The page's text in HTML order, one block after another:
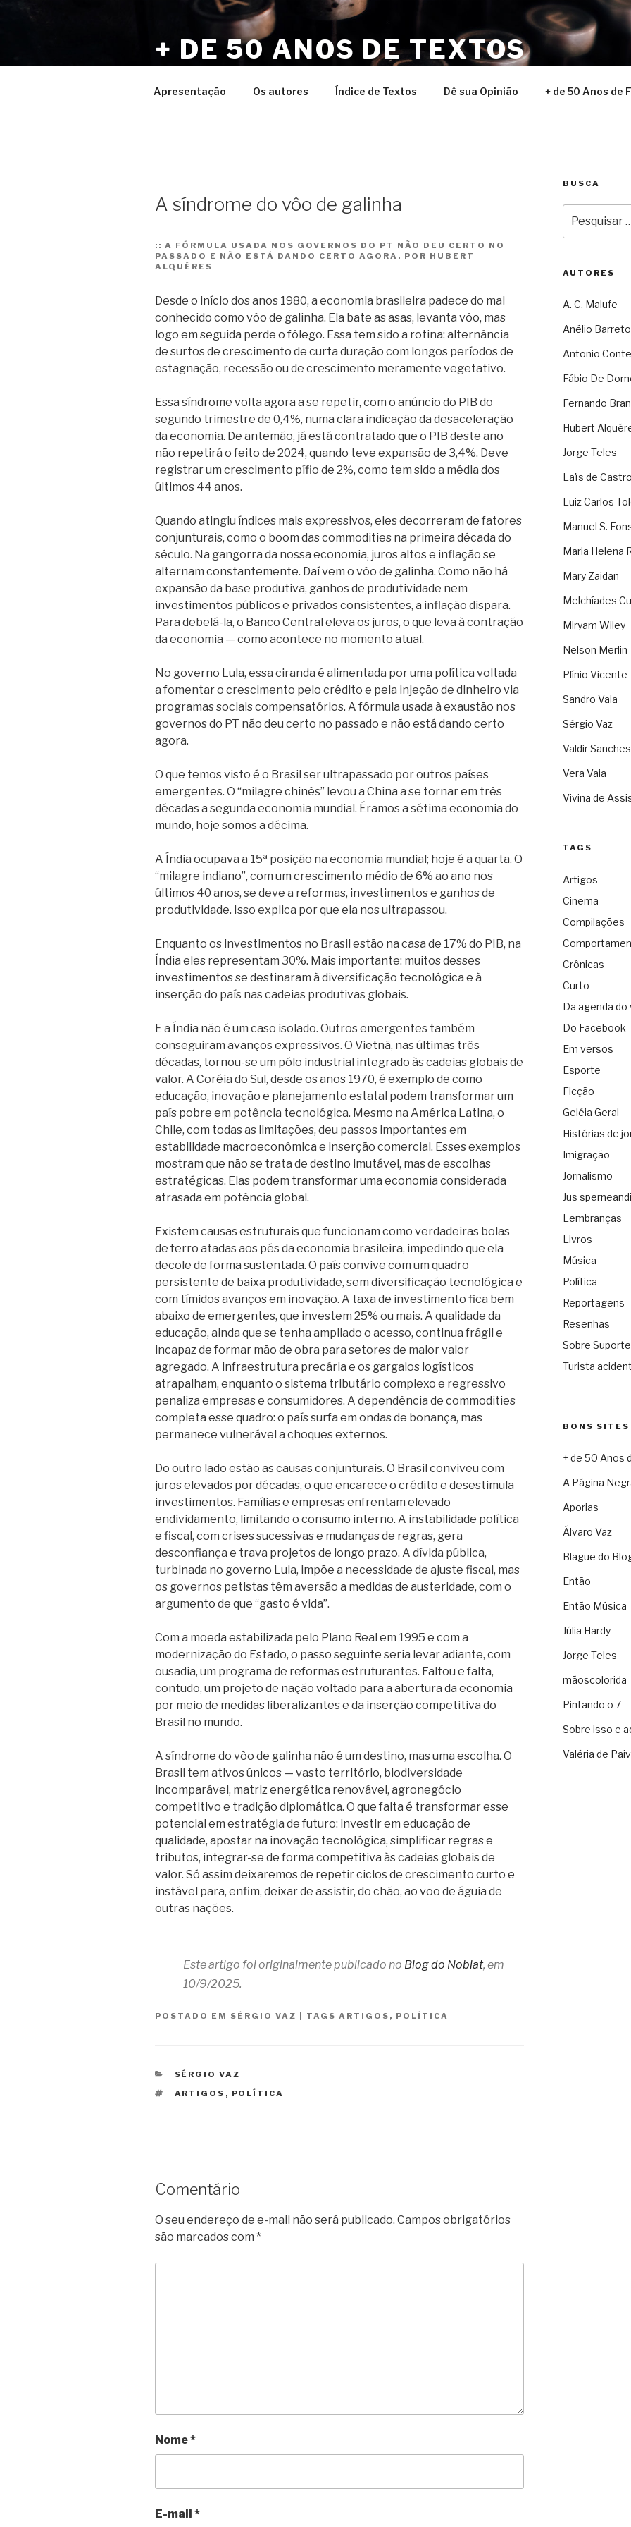
Pular
+ DE 50 ANOS DE TEXTOS
Apresentação Os autores Índice de Textos Dê sua Opinião + de 50 Anos de
A síndrome do vôo de galinha
:: A FÓRMULA USADA NOS GOVERNOS DO PT NÃO DEU CERTO NO
PASSADO E NÃO ESTÁ DANDO CERTO AGORA. POR HUBERT
ALQUÉRES
Desde o início dos anos 1980, a economia brasileira padece do mal
conhecido como vôo de galinha. Ela bate as asas, levanta vôo, mas
logo em seguida perde o fôlego. Essa tem sido a rotina: alternância
de surtos de crescimento de curta duração com longos períodos de
estagnação, recessão ou de crescimento meramente vegetativo.
Essa síndrome volta agora a se repetir, com o anúncio do PIB do
segundo trimestre de 0,4%, numa clara indicação da desaceleração
da economia. De antemão, já está contratado que o PIB deste ano
não repetirá o feito de 2024, quando teve expansão de 3,4%. Deve
registrar um crescimento pífio de 2%, como tem sido a média dos
últimos 44 anos.
Quando atingiu índices mais expressivos, eles decorreram de fatores
conjunturais, como o boom das commodities na primeira década do
século. Na gangorra da nossa economia, juros altos e inflação se
alternam constantemente. Daí vem o vôo de galinha. Como não há
expansão da base produtiva, ganhos de produtividade nem
investimentos públicos e privados consistentes, a inflação dispara.
Para debelá-la, o Banco Central eleva os juros, o que leva à contração
da economia — como acontece no momento atual.
No governo Lula, essa ciranda é alimentada por uma política voltada
a fomentar o crescimento pelo crédito e pela injeção de dinheiro via
programas sociais compensatórios. A fórmula usada à exaustão nos
governos do PT não deu certo no passado e não está dando certo
agora.
O que temos visto é o Brasil ser ultrapassado por outros países
emergentes. O “milagre chinês” levou a China a se tornar em três
décadas a segunda economia mundial. Éramos a sétima economia do
mundo, hoje somos a décima.
A Índia ocupava a 15ª posição na economia mundial; hoje é a quarta. O
“milagre indiano”, com um crescimento médio de 6% ao ano nos
últimos 40 anos, se deve a reformas, investimentos e ganhos de
produtividade. Isso explica por que ela nos ultrapassou.
Enquanto os investimentos no Brasil estão na casa de 17% do PIB, na
Índia eles representam 30%. Mais importante: muitos desses
investimentos se destinaram à diversificação tecnológica e à
inserção do país nas cadeias produtivas globais.
E a Índia não é um caso isolado. Outros emergentes também
conseguiram avanços expressivos. O Vietnã, nas últimas três
décadas, tornou-se um pólo industrial integrado às cadeias globais de
valor. A Coréia do Sul, desde os anos 1970, é exemplo de como
educação, inovação e planejamento estatal podem transformar um
país pobre em potência tecnológica. Mesmo na América Latina, o
Chile, com todas as limitações, deu passos importantes em
estabilidade macroeconômica e inserção comercial. Esses exemplos
mostram que não se trata de destino imutável, mas de escolhas
estratégicas. Elas podem transformar uma economia considerada
atrasada em potência global.
Existem causas estruturais que funcionam como verdadeiras bolas
de ferro atadas aos pés da economia brasileira, impedindo que ela
decole de forma sustentada. O país convive com um quadro
persistente de baixa produtividade, sem diversificação tecnológica e
com tímidos avanços em inovação. A taxa de investimento fica bem
abaixo de emergentes, que investem 25% ou mais. A qualidade da
educação, ainda que se tenha ampliado o acesso, continua frágil e
incapaz de formar mão de obra para setores de maior valor
agregado. A infraestrutura precária e os gargalos logísticos
atrapalham, enquanto o sistema tributário complexo e regressivo
penaliza empresas e consumidores. A dependência de commodities
completa esse quadro: o país surfa em ondas de bonança, mas
permanece vulnerável a choques externos.
Do outro lado estão as causas conjunturais. O Brasil conviveu com
juros elevados por décadas, o que encarece o crédito e desestimula
investimentos. Famílias e empresas enfrentam elevado
endividamento, limitando o consumo interno. A instabilidade política
e fiscal, com crises sucessivas e mudanças de regras, gera
desconfiança e trava projetos de longo prazo. A dívida pública,
turbinada no governo Lula, impõe a necessidade de ajuste fiscal, mas
os governos petistas têm aversão a medidas de austeridade, com o
argumento de que “gasto é vida”.
Com a moeda estabilizada pelo Plano Real em 1995 e com a
modernização do Estado, o passo seguinte seria levar adiante, com
ousadia, um programa de reformas estruturantes. Faltou e falta,
contudo, um projeto de nação voltado para a abertura da economia
por meio de medidas liberalizantes e da inserção competitiva do
Brasil no mundo.
A síndrome do vòo de galinha não é um destino, mas uma escolha. O
Brasil tem ativos únicos — vasto território, biodiversidade
incomparável, matriz energética renovável, agronegócio
competitivo e tradição diplomática. O que falta é transformar esse
potencial em estratégia de futuro: investir em educação de
qualidade, apostar na inovação tecnológica, simplificar regras e
tributos, integrar-se de forma competitiva às cadeias globais de
valor. Só assim deixaremos de repetir ciclos de crescimento curto e
instável para, enfim, deixar de assistir, do chão, ao voo de águia de
outras nações.
Este artigo foi originalmente publicado no Blog do Noblat, em
10/9/2025.
POSTADO EM SÉRGIO VAZ | TAGS ARTIGOS , POLÍTICA
CATEGORIAS
SÉRGIO VAZ
TAGS
ARTIGOS , POLÍTICA
Comentário
O seu endereço de e-mail não será publicado. Campos obrigatórios
são marcados com *
Nome*
E-mail *
BUSCA
por:
AUTORES
A. C. Malufe
Anélio Barreto
Antonio
Fábio De
Fernando
Hubert
Jorge Teles
Laïs de Castro
Luiz Carlos
Manuel S.
Maria Helena
Mary Zaidan
Melchíades
Miryam Wiley
Nelson Merlin
Plínio Vicente
Sandro Vaia
Sérgio Vaz
Valdir Sanches
Vera Vaia
Vivina de
TAGS
Artigos
Cinema
Compilações
Crônicas
Curto
Da agenda do
Do Facebook
Em versos
Esporte
Ficção
Geléia Geral
Histórias de
Imigração
Jornalismo
Jus sperneandi
Lembranças
Livros
Música
Política
Reportagens
Resenhas
Sobre
Turista
BONS SITES
+ de 50 Anos
A Página
Aporias
Álvaro Vaz
Blague do
Então
Então Música
Júlia Hardy
Jorge Teles
mãoscolorida
Pintando o 7
Sobre isso e
Valéria de